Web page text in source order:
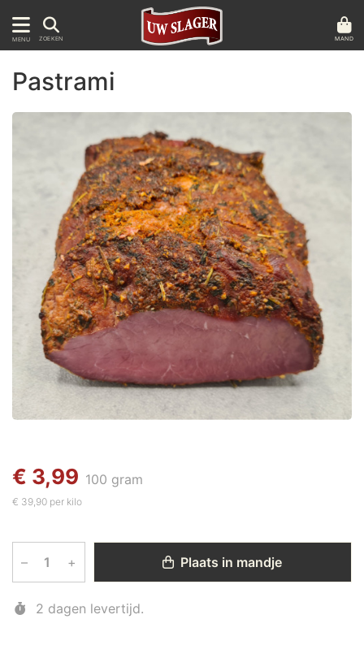
MENU ZOEKEN MAND
Pastrami
€ 3,99 100 gram
€ 39,90 per kilo
– + Plaats in mandje
2 dagen levertijd.